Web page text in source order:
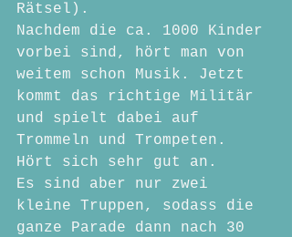
Rätsel).
Nachdem die ca. 1000 Kinder
vorbei sind, hört man von
weitem schon Musik. Jetzt
kommt das richtige Militär
und spielt dabei auf
Trommeln und Trompeten.
Hört sich sehr gut an.
Es sind aber nur zwei
kleine Truppen, sodass die
ganze Parade dann nach 30